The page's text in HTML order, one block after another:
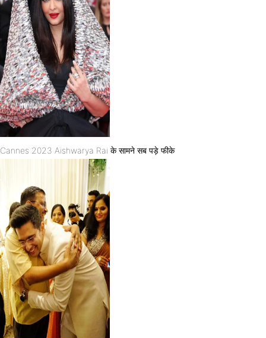
Cannes 2023 Aishwarya Rai के सामने सब पड़े फीके